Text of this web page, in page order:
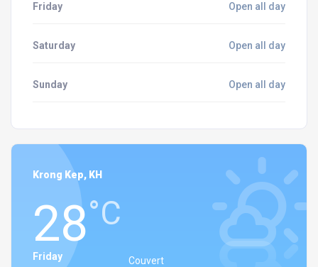
Friday Open all day
Saturday Open all day
Sunday Open all day
Krong Kep, KH
28°C
Couvert
Friday